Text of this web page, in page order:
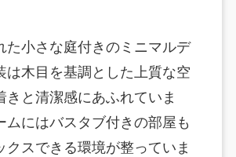
た小さな庭付きのミニマルデ
は木目を基調とした上質な空
きと清潔感にあふれていま
ムにはバスタブ付きの部屋も
クスできる環境が整っていま